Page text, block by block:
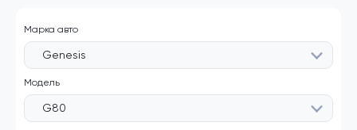
Марка авто
Genesis
Модель
G80